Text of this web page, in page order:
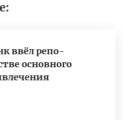
ввёл репо-
основного